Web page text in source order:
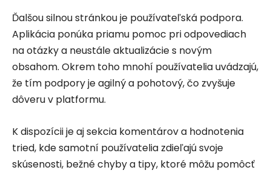
Ďalšou silnou stránkou je používateľská podpora.
Aplikácia ponúka priamu pomoc pri odpovediach
na otázky a neustále aktualizácie s novým
obsahom. Okrem toho mnohí používatelia uvádzajú,
že tím podpory je agilný a pohotový, čo zvyšuje
dôveru v platformu.
K dispozícii je aj sekcia komentárov a hodnotenia
tried, kde samotní používatelia zdieľajú svoje
skúsenosti, bežné chyby a tipy, ktoré môžu pomôcť